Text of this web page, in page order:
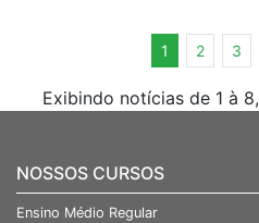
1 2 3
Exibindo notícias de 1 à
NOSSOS CURSOS
Ensino Médio Regular